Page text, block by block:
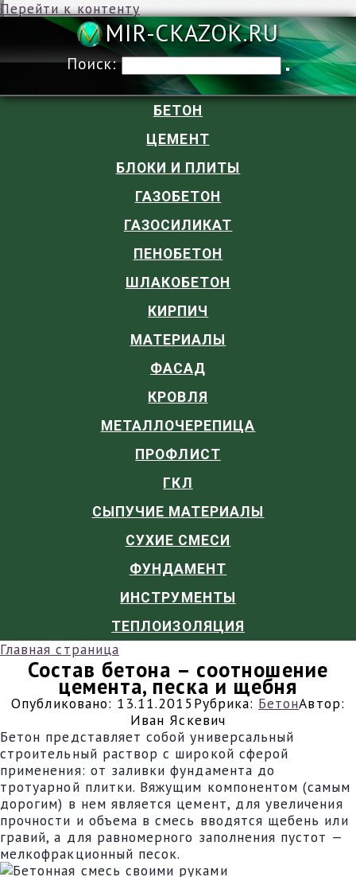
Перейти к контенту
MIR-
Поиск:
БЕТОН
ЦЕМЕНТ
БЛОКИ И ПЛИТЫ
ГАЗОБЕТОН
ГАЗОСИЛИКАТ
ПЕНОБЕТОН
ШЛАКОБЕТОН
КИРПИЧ
МАТЕРИАЛЫ
ФАСАД
КРОВЛЯ
МЕТАЛЛОЧЕРЕПИЦА
ПРОФЛИСТ
ГКЛ
СЫПУЧИЕ МАТЕРИАЛЫ
СУХИЕ СМЕСИ
ФУНДАМЕНТ
ИНСТРУМЕНТЫ
ТЕПЛОИЗОЛЯЦИЯ
Главная страница
Состав бетона – соотношение
цемента, песка и щебня
Опубликовано: 13.11.2015 Рубрика: БетонАвтор:
Иван Яскевич
Бетон представляет собой универсальный
строительный раствор с широкой сферой
применения: от заливки фундамента до
тротуарной плитки. Вяжущим компонентом (самым
дорогим) в нем является цемент, для увеличения
прочности и объема в смесь вводятся щебень или
гравий, а для равномерного заполнения пустот —
мелкофракционный песок.